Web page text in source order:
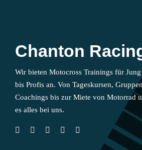
Chanton
Wir bieten Motocross Trainings für
bis Profis an. Von Tageskursen,
Coachings bis zur Miete von Motorrad
es alles bei uns.